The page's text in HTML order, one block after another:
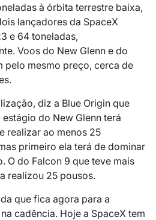
à órbita terrestre baixa,
lançadores da SpaceX
e 64 toneladas,
Voos do New Glenn e do
pelo mesmo preço, cerca de
diz a Blue Origin que
do New Glenn terá
realizar ao menos 25
primeiro ela terá de dominar
O do Falcon 9 que teve mais
realizou 25 pousos.
que fica agora para a
cadência. Hoje a SpaceX tem